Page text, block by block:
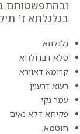
ובהתפשטותם
בגלגלתא ז’
גלגלתא
טלא דבדולחא
קרומא דאוירא
רעוא דרעוין
עמר נקי
פקיחא דלא נאים
חוטמא.